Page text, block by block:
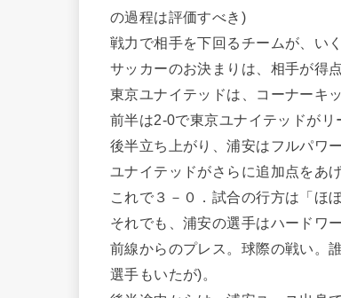
の過程は評価すべき)
戦力で相手を下回るチームが、い
サッカーのお決まりは、相手が得
東京ユナイテッドは、コーナーキ
前半は2-0で東京ユナイテッドがリ
後半立ち上がり、浦安はフルパワ
ユナイテッドがさらに追加点をあげ
これで３－０．試合の行方は「ほ
それでも、浦安の選手はハードワ
前線からのプレス。球際の戦い。
選手もいたが)。